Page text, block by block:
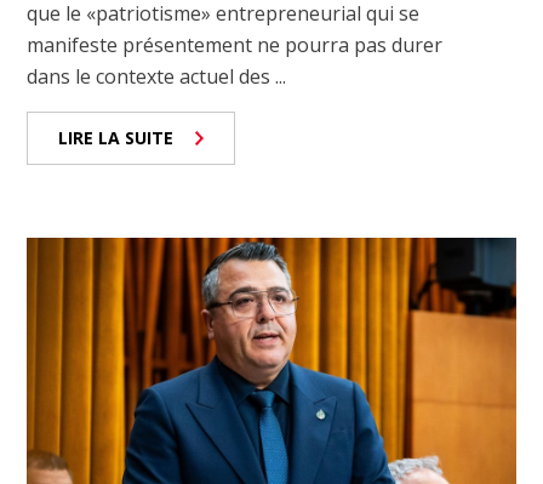
que le «patriotisme» entrepreneurial qui se
manifeste présentement ne pourra pas durer
dans le contexte actuel des ...
LIRE LA SUITE